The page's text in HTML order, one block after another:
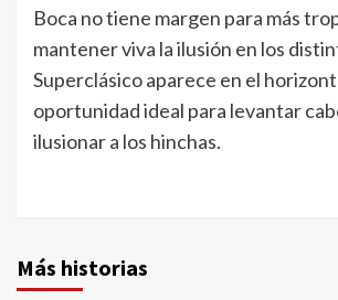
Boca no tiene margen para más
mantener viva la ilusión en los
Superclásico aparece en el
oportunidad ideal para levantar
ilusionar a los hinchas.
Más historias